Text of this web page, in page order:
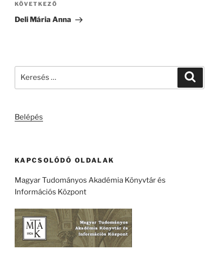
Következő
bejegyzés
KÖVETKEZŐ
Deli Mária Anna
Belépés
KAPCSOLÓDÓ OLDALAK
Magyar Tudományos Akadémia Könyvtár és
Információs Központ